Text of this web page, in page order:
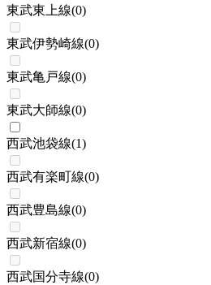
東武東上線(0)
東武伊勢崎線(0)
東武亀戸線(0)
東武大師線(0)
西武池袋線(1)
西武有楽町線(0)
西武豊島線(0)
西武新宿線(0)
西武国分寺線(0)